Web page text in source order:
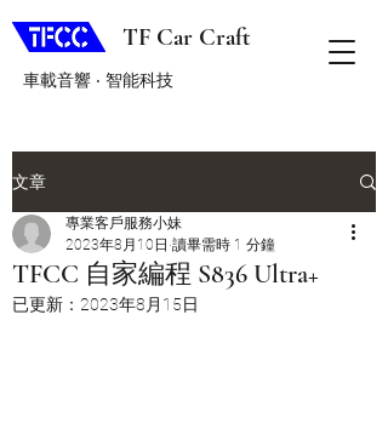
TF Car Craft
車載音響 ‧ 智能科技
文章
TFCC 自家編程 S836 Ultra+
專業客戶服務小妹
2023年8月10日 讀畢需時 1 分鐘
已更新： 2023年8月15日